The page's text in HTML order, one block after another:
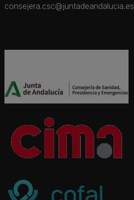
consejera.csc@juntadeandalucia.es